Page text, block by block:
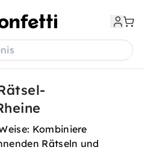
Kombiniere
Rätseln und